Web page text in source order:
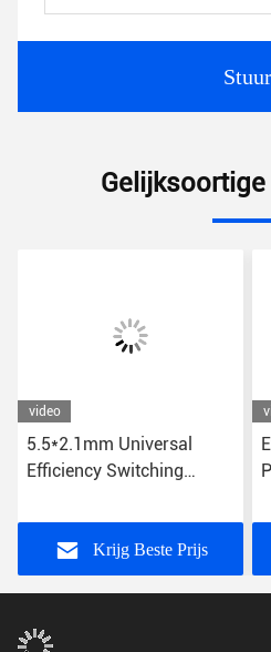
Stuur
video
5.5*2.1mm Universal
Efficiency Switching
Spanningsbescherming
12V DC US/EU/UK/AU
Plug
Krijg Beste Prijs